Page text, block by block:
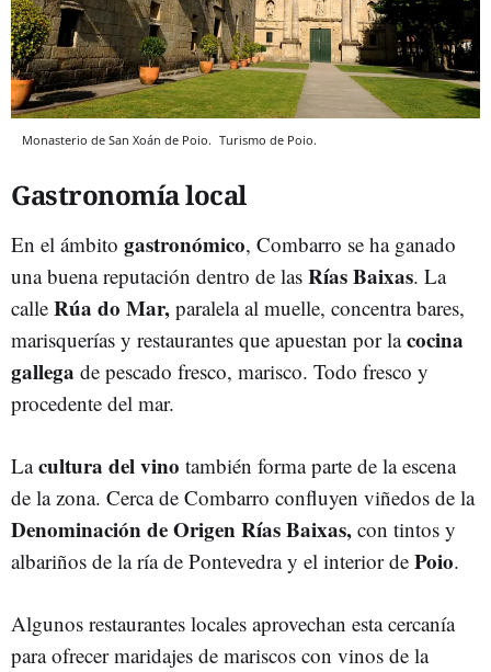
Monasterio de San Xoán de Poio. Turismo de Poio.
Gastronomía local
En el ámbito gastronómico, Combarro se ha ganado
una buena reputación dentro de las Rías Baixas. La
calle Rúa do Mar, paralela al muelle, concentra bares,
marisquerías y restaurantes que apuestan por lacocina
gallega de pescado fresco, marisco. Todo fresco y
procedente del mar.
Lacultura del vino también forma parte de la escena
de la zona. Cerca de Combarro confluyen viñedos de la
Denominación de Origen Rías Baixas, con tintos y
albariños de la ría de Pontevedra y el interior de Poio.
Algunos restaurantes locales aprovechan esta cercanía
para ofrecer maridajes de mariscos con vinos de la